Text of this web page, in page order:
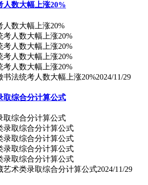
人数大幅上涨20%
人数大幅上涨20%
书法统考人数大幅上涨20%2024/11/29
取综合分计算公式
取综合分计算公式
艺术类录取综合分计算公式2024/11/29